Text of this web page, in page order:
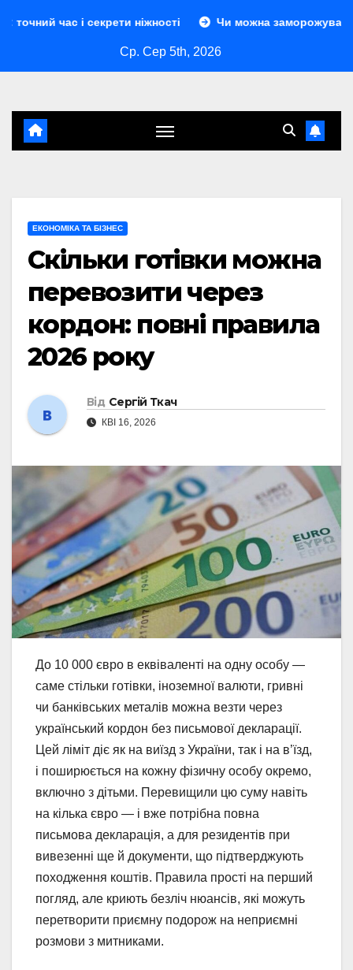
секрети ніжності Чи можна заморожувати сир: повний
Ср. Сер 5th, 2026
ЕКОНОМІКА ТА БІЗНЕС
Скільки готівки можна
перевозити через
кордон: повні правила
2026 року
Від Сергій Ткач
КВІ 16, 2026
До 10 000 євро в еквіваленті на одну особу —
саме стільки готівки, іноземної валюти, гривні
чи банківських металів можна везти через
український кордон без письмової декларації.
Цей ліміт діє як на виїзд з України, так і на в’їзд,
і поширюється на кожну фізичну особу окремо,
включно з дітьми. Перевищили цю суму навіть
на кілька євро — і вже потрібна повна
письмова декларація, а для резидентів при
вивезенні ще й документи, що підтверджують
походження коштів. Правила прості на перший
погляд, але криють безліч нюансів, які можуть
перетворити приємну подорож на неприємні
розмови з митниками.